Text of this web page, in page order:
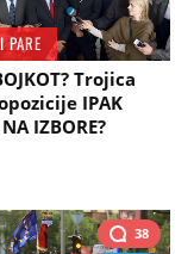
PARE
Trojica
IPAK
IZBORE?
38